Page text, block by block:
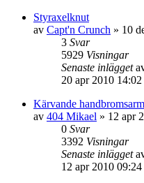
Styraxelknut
av Capt'n Crunch » 10
3 Svar
5929 Visningar
Senaste inlägget
20 apr 2010 14:02
Kärvande
av 404 Mikael » 12 apr
0 Svar
3392 Visningar
Senaste inlägget
12 apr 2010 09:24